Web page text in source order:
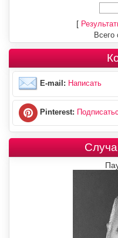
[
Всего
E-mail: Написать
Pinterest: